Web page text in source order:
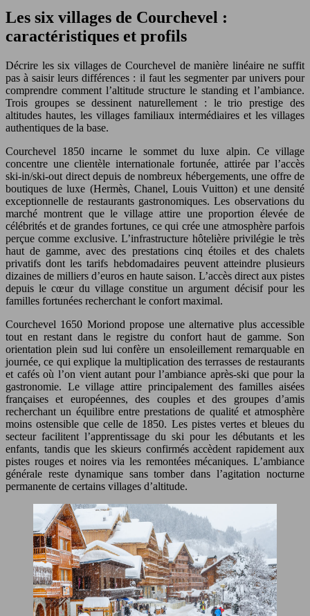
Les six villages de Courchevel :
caractéristiques et profils
Décrire les six villages de Courchevel de manière linéaire ne suffit
pas à saisir leurs différences : il faut les segmenter par univers pour
comprendre comment l’altitude structure le standing et l’ambiance.
Trois groupes se dessinent naturellement : le trio prestige des
altitudes hautes, les villages familiaux intermédiaires et les villages
authentiques de la base.
Courchevel 1850 incarne le sommet du luxe alpin. Ce village
concentre une clientèle internationale fortunée, attirée par l’accès
ski-in/ski-out direct depuis de nombreux hébergements, une offre de
boutiques de luxe (Hermès, Chanel, Louis Vuitton) et une densité
exceptionnelle de restaurants gastronomiques. Les observations du
marché montrent que le village attire une proportion élevée de
célébrités et de grandes fortunes, ce qui crée une atmosphère parfois
perçue comme exclusive. L’infrastructure hôtelière privilégie le très
haut de gamme, avec des prestations cinq étoiles et des chalets
privatifs dont les tarifs hebdomadaires peuvent atteindre plusieurs
dizaines de milliers d’euros en haute saison. L’accès direct aux pistes
depuis le cœur du village constitue un argument décisif pour les
familles fortunées recherchant le confort maximal.
Courchevel 1650 Moriond propose une alternative plus accessible
tout en restant dans le registre du confort haut de gamme. Son
orientation plein sud lui confère un ensoleillement remarquable en
journée, ce qui explique la multiplication des terrasses de restaurants
et cafés où l’on vient autant pour l’ambiance après-ski que pour la
gastronomie. Le village attire principalement des familles aisées
françaises et européennes, des couples et des groupes d’amis
recherchant un équilibre entre prestations de qualité et atmosphère
moins ostensible que celle de 1850. Les pistes vertes et bleues du
secteur facilitent l’apprentissage du ski pour les débutants et les
enfants, tandis que les skieurs confirmés accèdent rapidement aux
pistes rouges et noires via les remontées mécaniques. L’ambiance
générale reste dynamique sans tomber dans l’agitation nocturne
permanente de certains villages d’altitude.